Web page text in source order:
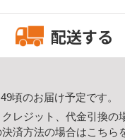
配送する
頃のお届け予定です。
レジット、代金引換の
済方法の場合はこちら